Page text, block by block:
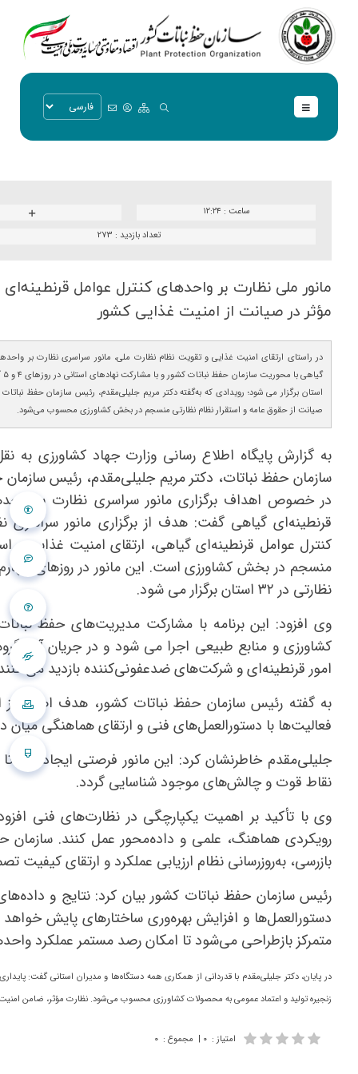
ساعت : ۱۲:۲۴
تعداد بازدید : 273
مانور ملی نظارت بر واحدهای كنترل عوامل
مؤثر در صیانت از امنیت غذایی كشور
در راستای ارتقای امنیت غذایی و تقویت نظام نظارت ملی، مانور سراسری نظارت بر
استان برگزار می شود؛ رویدادی که به‌گفته دکتر مریم جلیلی‌مقدم، رئیس سازمان حفظ
صیانت از حقوق عامه و استقرار نظام نظارتی منسجم در بخش کشاورزی محسوب می‌شود.
به گزارش پایگاه اطلاع رسانی وزارت جهاد کشاورزی به
سازمان حفظ نباتات، دکتر مریم جلیلی‌مقدم، رئیس
در خصوص اهداف برگزاری مانور سراسری نظارت بر
قرنطینه‌ای گیاهی گفت: هدف از برگزاری مانور سراسری
کنترل عوامل قرنطینه‌ای گیاهی، ارتقای امنیت غذایی و
نظارتی در ۳۲ استان برگزار می شود.
وی افزود: این برنامه با مشارکت مدیریت‌های حفظ
کشاورزی و منابع طبیعی اجرا می شود و در جریان آن،
امور قرنطینه‌ای و شرکت‌های ضدعفونی‌کننده بازدید می
به گفته رئیس سازمان حفظ نباتات کشور، هدف اصلی از
فعالیت‌ها با دستورالعمل‌های فنی و ارتقای هماهنگی
جلیلی‌مقدم خاطرنشان کرد: این مانور فرصتی ایجاد
نقاط قوت و چالش‌های موجود شناسایی گردد.
وی با تأکید بر اهمیت یکپارچگی در نظارت‌های فنی
رویکردی هماهنگ، علمی و داده‌محور عمل کنند.
بازرسی، به‌روزرسانی نظام ارزیابی عملکرد و ارتقای
رئیس سازمان حفظ نباتات کشور بیان کرد: نتایج و
دستورالعمل‌ها و افزایش بهره‌وری ساختارهای پایش
متمرکز بازطراحی می‌شود تا امکان رصد مستمر عملکرد
در پایان، دکتر جلیلی‌مقدم با قدردانی از همکاری همه دستگاه‌ها و مدیران استانی گفت:
زنجیره تولید و اعتماد عمومی به محصولات کشاورزی محسوب می‌شود. نظارت مؤثر، ضامن
امتیاز : ۰ | مجموع : ۰